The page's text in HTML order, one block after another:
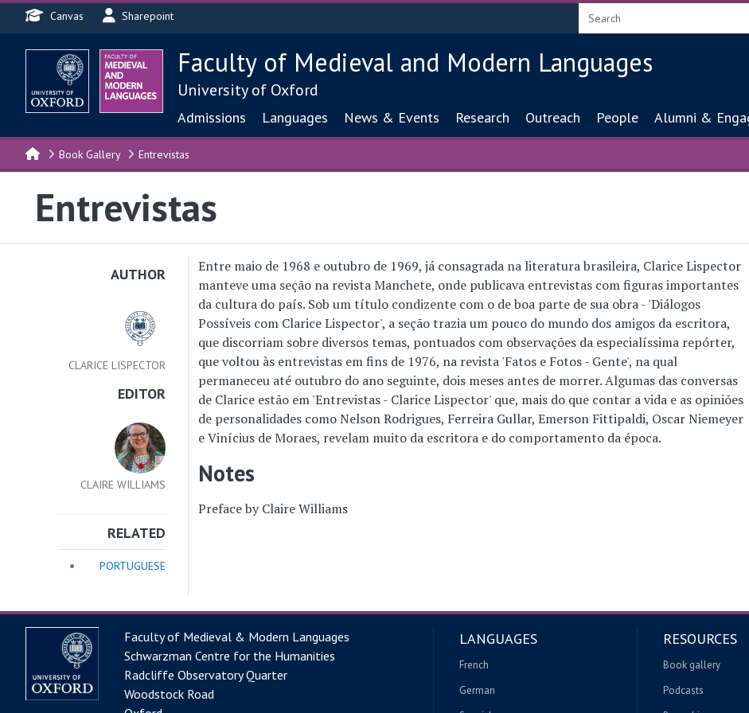
Skip to main content
Faculty of Medieval and Modern Languages
University of Oxford
Main navigation
Admissions Languages News & Events Research Outreach People Alumni &
Header menu
Canvas Sharepoint
Book Gallery Entrevistas
Entrevistas
Entre maio de 1968 e outubro de 1969, já consagrada na literatura brasileira, Clarice Lispector
manteve uma seção na revista Manchete, onde publicava entrevistas com figuras importantes
da cultura do país. Sob um título condizente com o de boa parte de sua obra - 'Diálogos
Possíveis com Clarice Lispector', a seção trazia um pouco do mundo dos amigos da escritora,
que discorriam sobre diversos temas, pontuados com observações da especialíssima repórter,
que voltou às entrevistas em fins de 1976, na revista 'Fatos e Fotos - Gente', na qual
permaneceu até outubro do ano seguinte, dois meses antes de morrer. Algumas das conversas
de Clarice estão em 'Entrevistas - Clarice Lispector' que, mais do que contar a vida e as opiniões
de personalidades como Nelson Rodrigues, Ferreira Gullar, Emerson Fittipaldi, Oscar Niemeyer
e Vinícius de Moraes, revelam muito da escritora e do comportamento da época.
Notes
Preface by Claire Williams
AUTHOR
CLARICE LISPECTOR
EDITOR
CLAIRE WILLIAMS
RELATED
PORTUGUESE
Faculty of Medieval & Modern Languages
Schwarzman Centre for the Humanities
Radcliffe Observatory Quarter
Woodstock Road
LANGUAGES
French
German
RESOURCES
Book gallery
Podcasts